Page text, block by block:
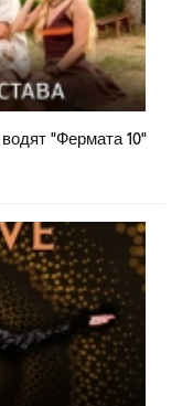
"Фермата 10"